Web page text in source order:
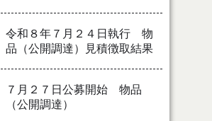
令和８年７月２４日執行 物
品（公開調達）見積徴取結果
７月２７日公募開始 物品
（公開調達）